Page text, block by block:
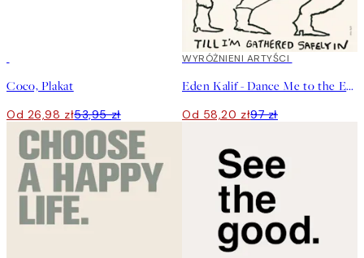
Coco, Plakat
Od 26,98 zł53,95 zł
40%*
WYRÓŻNIENI ARTYŚCI
Eden Kalif - Dance Me to the End of Love Plakat
Od 58,20 zł97 zł